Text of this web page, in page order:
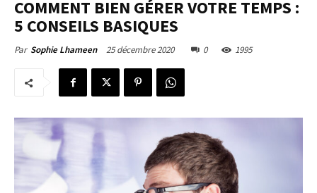
COMMENT BIEN GÉRER VOTRE TEMPS :
5 CONSEILS BASIQUES
Par Sophie Lhameen 25 décembre 2020 0 1995